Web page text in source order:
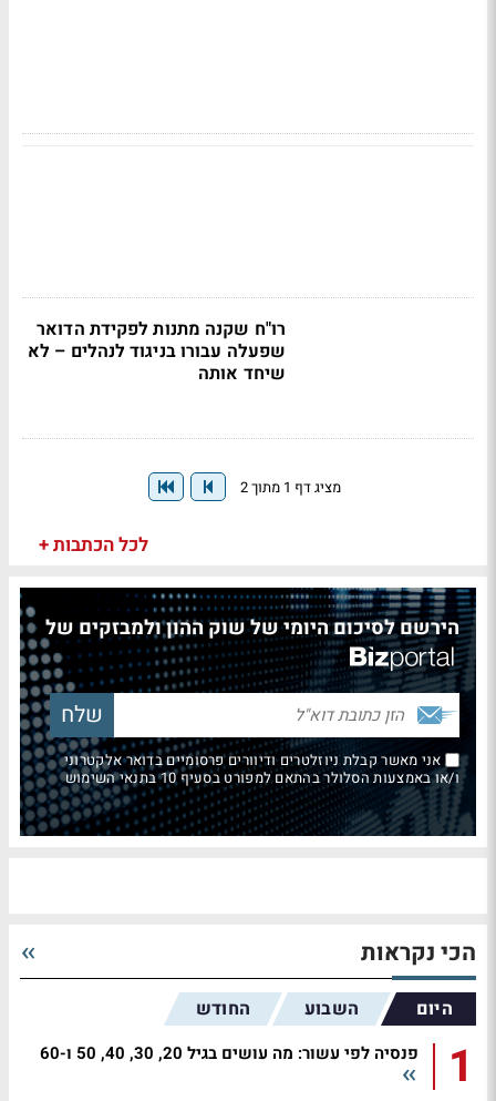
רו"ח שקנה מתנות לפקידת הדואר
שפעלה עבורו בניגוד לנהלים – לא
שיחד אותה
מציג דף 1 מתוך 2
לכל הכתבות +
הירשם לסיכום היומי של שוק ההון ולמבזקים של
אני מאשר קבלת ניוזלטרים ודיוורים פרסומיים בדואר אלקטרוני
ו/או באמצעות הסלולר בהתאם למפורט בסעיף 10 בתנאי השימוש
הכי נקראות
היום השבוע החודש
1 פנסיה לפי עשור: מה עושים בגיל 20, 30, 40, 50 ו-60